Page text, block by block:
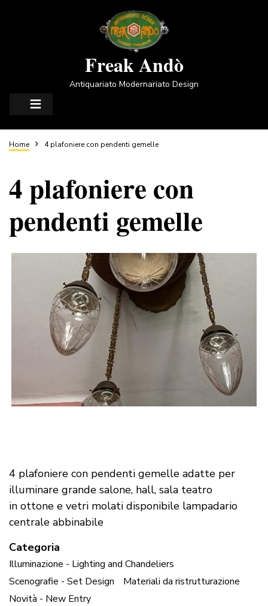
Freak Andò
Antiquariato Modernariato Design
Briciole
di
pane
Home 4 plafoniere con pendenti gemelle
4 plafoniere con
pendenti gemelle
4 plafoniere con pendenti gemelle adatte per
illuminare grande salone, hall, sala teatro
in ottone e vetri molati disponibile lampadario
centrale abbinabile
Categoria
Illuminazione - Lighting and Chandeliers
Scenografie - Set Design
Materiali da ristrutturazione
Novità - New Entry